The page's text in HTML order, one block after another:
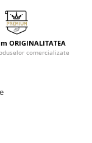
ORIGINALITATEA
comercializate